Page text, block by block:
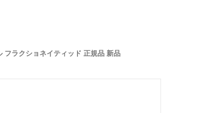
フラクショネイティッド 正規品 新品